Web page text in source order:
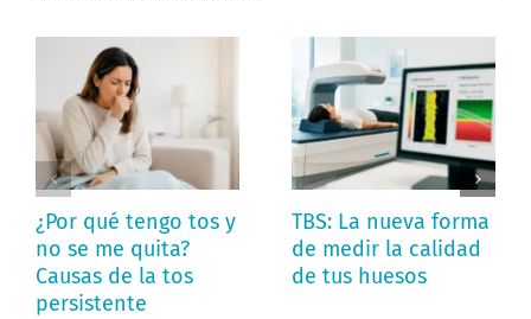
¿Por qué tengo tos y
no se me quita?
Causas de la tos
persistente
TBS: La nueva forma
de medir la calidad
de tus huesos